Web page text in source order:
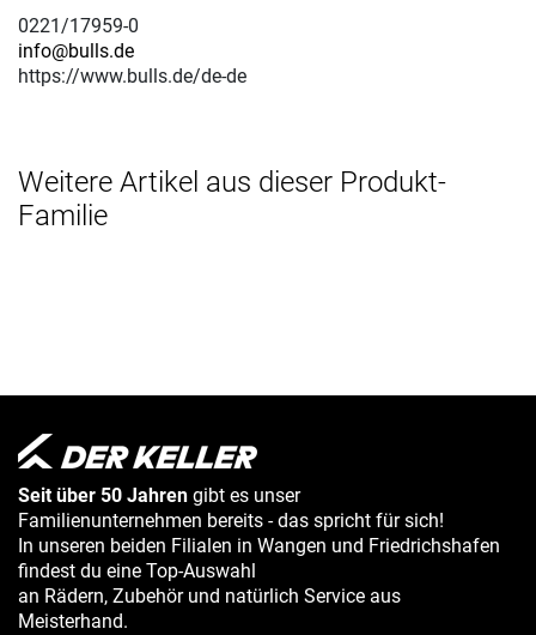
0221/17959-0
info@bulls.de
https://www.bulls.de/de-de
Weitere Artikel aus dieser Produkt-
Familie
Seit über 50 Jahren gibt es unser
Familienunternehmen bereits - das spricht für sich!
In unseren beiden Filialen in Wangen und Friedrichshafen
findest du eine Top-Auswahl
an Rädern, Zubehör und natürlich Service aus
Meisterhand.